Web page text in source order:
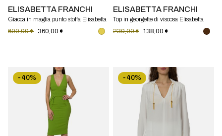
ELISABETTA FRANCHI
Giacca in maglia punto stoffa Elisabetta
600,00 € 360,00 €
ELISABETTA FRANCHI
Top in georgette di viscosa Elisabetta
230,00 € 138,00 €
-40% -40%